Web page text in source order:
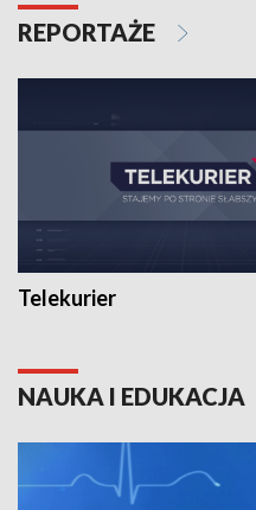
REPORTAŻE
Telekurier
NAUKA I EDUKACJA